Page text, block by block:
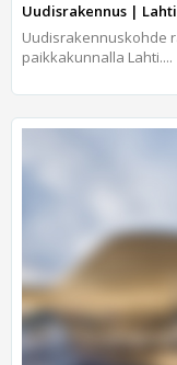
Uudisrakennus | Lahti
Uudisrakennuskohde
paikkakunnalla Lahti....